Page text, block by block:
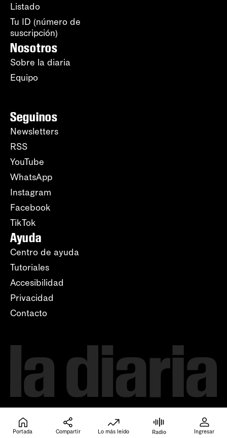
Listado
Tu ID (número de
suscripción)
Nosotros
Sobre la diaria
Equipo
Seguinos
Newsletters
RSS
YouTube
WhatsApp
Instagram
Facebook
TikTok
Ayuda
Centro de ayuda
Tutoriales
Accesibilidad
Privacidad
Contacto
Portada Compartir Lo más leído Radio Ingresar